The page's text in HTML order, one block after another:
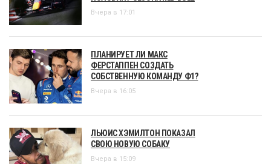
Вчера в 17:01
ПЛАНИРУЕТ ЛИ МАКС
ФЕРСТАППЕН СОЗДАТЬ
СОБСТВЕННУЮ КОМАНДУ Ф1?
Вчера в 16:05
ЛЬЮИС ХЭМИЛТОН ПОКАЗАЛ
СВОЮ НОВУЮ СОБАКУ
Вчера в 15:09